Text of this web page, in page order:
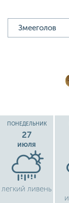
ПОНЕДЕЛЬНИК
27
июля
легкий ливень